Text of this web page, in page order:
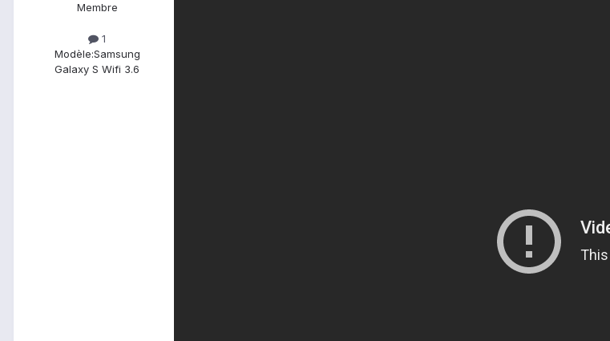
Membre
1
Modèle:Samsung
Galaxy S Wifi 3.6